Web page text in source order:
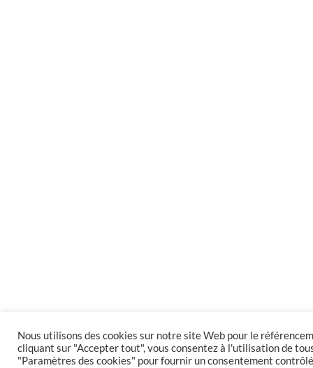
Nous utilisons des cookies sur notre site Web pour le
cliquant sur "Accepter tout", vous consentez à l'utilisation de
"Paramètres des cookies" pour fournir un consentement contrôlé